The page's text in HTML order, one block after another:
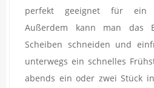
perfekt geeignet für ein
Außerdem kann man das
Scheiben schneiden und
unterwegs ein schnelles
abends ein oder zwei Stück